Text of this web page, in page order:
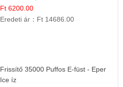
Ft 6200.00
Eredeti ár： Ft 14686.00
Frissítő 35000 Puffos E-füst - Eper
Ice íz